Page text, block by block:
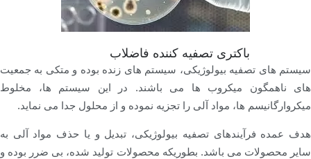
باکتری تصفیه کننده فاضلاب
سیستم های تصفیه بیولوژیکی، سیستم های زنده بوده و متکی به جمعیت
های ناهمگون میکروب ها می باشند. در این سیستم ها، مخلوط
میکروارگانیسم ها، مواد آلی را تجزیه نموده و از محلول جدا می نماید.
هدف عمده فرآیندهای تصفیه بیولوژیکی، تبدیل و یا حذف مواد آلی به
سایر محصولات می باشد. بطوریکه محصولات تولید شده، بی ضرر بوده و